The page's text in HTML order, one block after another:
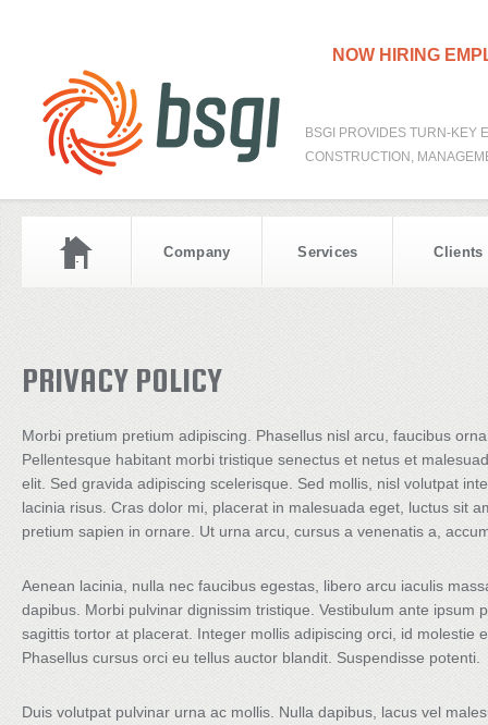
NOW HIRING
BSGI PROVIDES TURN-KEY
CONSTRUCTION,
Company Services Clients
PRIVACY POLICY
Morbi pretium pretium adipiscing. Phasellus nisl arcu, faucibus
Pellentesque habitant morbi tristique senectus et netus et
elit. Sed gravida adipiscing scelerisque. Sed mollis, nisl volutpat
lacinia risus. Cras dolor mi, placerat in malesuada eget, luctus sit
pretium sapien in ornare. Ut urna arcu, cursus a venenatis a,
Aenean lacinia, nulla nec faucibus egestas, libero arcu iaculis
dapibus. Morbi pulvinar dignissim tristique. Vestibulum ante
sagittis tortor at placerat. Integer mollis adipiscing orci, id
Phasellus cursus orci eu tellus auctor blandit. Suspendisse potenti.
Duis volutpat pulvinar urna ac mollis. Nulla dapibus, lacus vel